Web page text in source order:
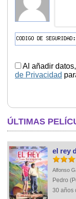
Al añadir
de Privacidad
ÚLTIMAS
el rey
Alfonso
Pedro
30 años